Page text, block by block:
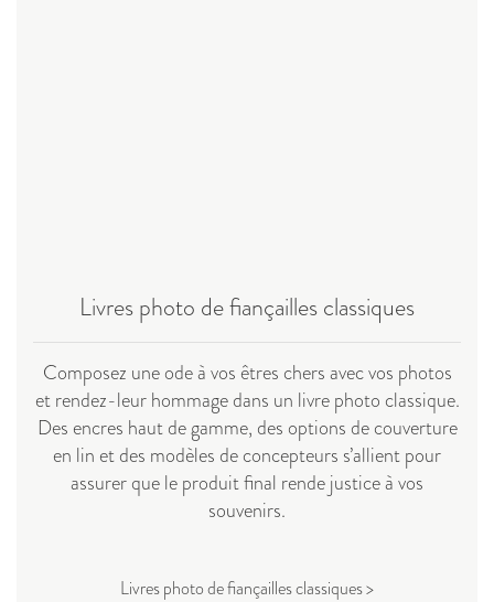
Livres photo de fiançailles classiques
Composez une ode à vos êtres chers avec vos photos
et rendez-leur hommage dans un livre photo classique.
Des encres haut de gamme, des options de couverture
en lin et des modèles de concepteurs s’allient pour
assurer que le produit final rende justice à vos
souvenirs.
Livres photo de fiançailles classiques >